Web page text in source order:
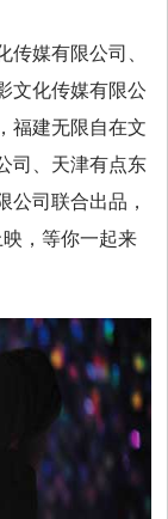
传媒有限公司、
文化传媒有限公
福建无限自在文
司、天津有点东
公司联合出品，
，等你一起来